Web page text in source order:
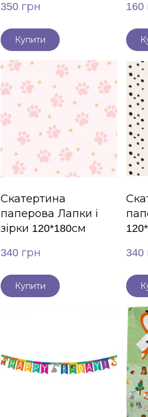
350 грн
Купити
160
Скатертина
паперова Лапки і
зірки 120*180см
340 грн
Купити
340